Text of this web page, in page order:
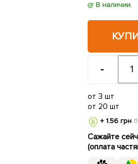
В наличии.
-
от 3 шт
от 20 шт
+ 1.56 грн
Сажайте
(оплата